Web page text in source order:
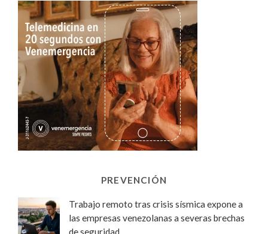
PREVENCIÓN
Trabajo remoto tras crisis sísmica expone a
las empresas venezolanas a severas brechas
de seguridad